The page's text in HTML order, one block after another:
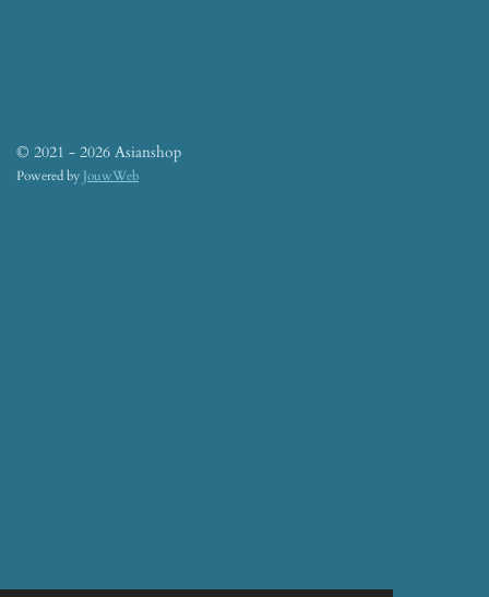
© 2021 - 2026 Asianshop
Powered by JouwWeb